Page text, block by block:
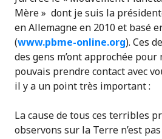
Mère » dont je suis la
en Allemagne en 2010 et basé
(www.pbme-online.org). Ces
des gens m’ont approchée
pouvais prendre contact avec
il y a un point très important :
La cause de tous ces terribles
observons sur la Terre n’est pas